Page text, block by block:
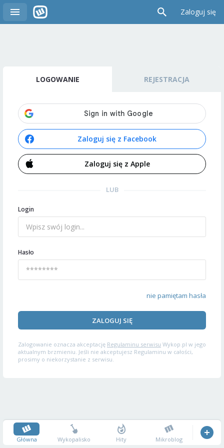
Zaloguj się
LOGOWANIE REJESTRACJA
Zaloguj się z Facebook
Zaloguj się z Apple
LUB
Login
Hasło
nie pamiętam hasła
ZALOGUJ SIĘ
Zalogowanie oznacza akceptację Regulaminu serwisu Wykop.pl w jego
aktualnym brzmieniu. Jeśli nie akceptujesz Regulaminu w całości,
prosimy o niekorzystanie z serwisu.
Główna Wykopalisko Hity Mikroblog